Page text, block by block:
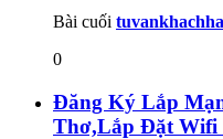
Bài cuối
0
Đăng Ký Lắp
Thơ,Lắp Đặt Wifi